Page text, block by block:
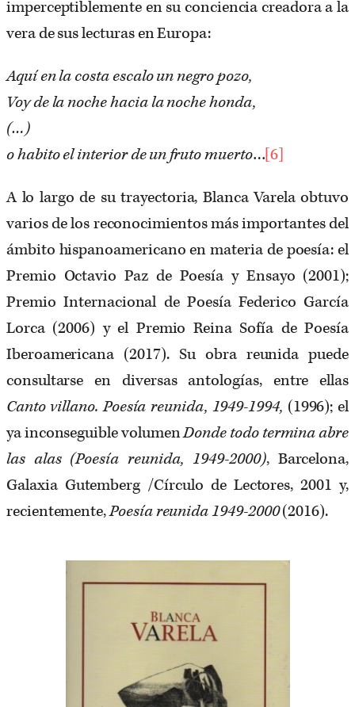
imperceptiblemente en su conciencia creadora a la
vera de sus lecturas en Europa:
Aquí en la costa escalo un negro pozo,
Voy de la noche hacia la noche honda,
(…)
o habito el interior de un fruto muerto…[6]
A lo largo de su trayectoria, Blanca Varela obtuvo
varios de los reconocimientos más importantes del
ámbito hispanoamericano en materia de poesía: el
Premio Octavio Paz de Poesía y Ensayo (2001);
Premio Internacional de Poesía Federico García
Lorca (2006) y el Premio Reina Sofía de Poesía
Iberoamericana (2017). Su obra reunida puede
consultarse en diversas antologías, entre ellas
Canto villano. Poesía reunida, 1949-1994, (1996); el
ya inconseguible volumenDonde todo termina abre
las alas (Poesía reunida, 1949-2000), Barcelona,
Galaxia Gutemberg /Círculo de Lectores, 2001 y,
recientemente,Poesía reunida 1949-2000(2016).